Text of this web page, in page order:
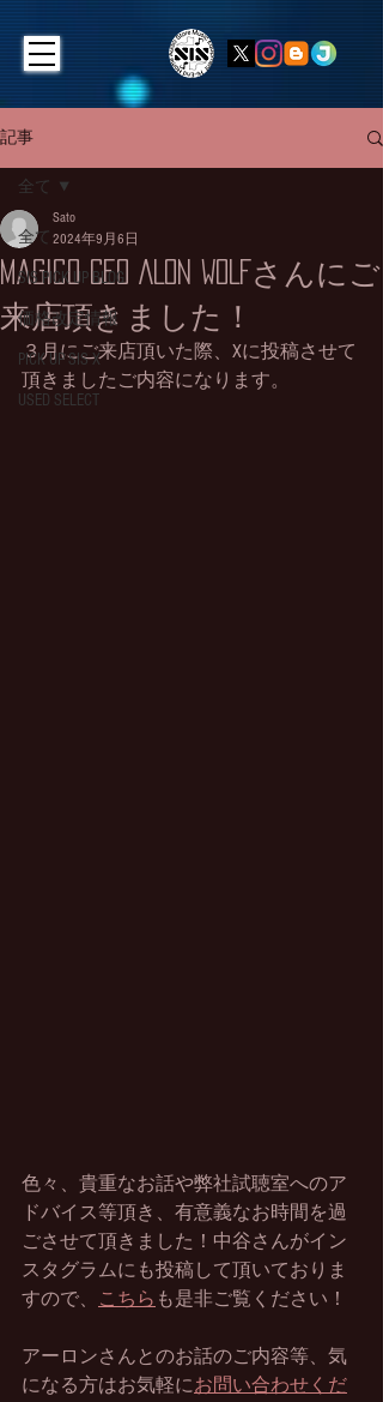
記事
全て
SIS PICK UP BLOG
価格改定情報
PICK UP SIS X
USED SELECT
全て
Magico CEO ALON WOLFさんにご
来店頂きました！
Sato
2024年9月6日
３月にご来店頂いた際、Xに投稿させて
頂きましたご内容になります。
色々、貴重なお話や弊社試聴室へのア
ドバイス等頂き、有意義なお時間を過
ごさせて頂きました！中谷さんがイン
スタグラムにも投稿して頂いておりま
すので、
こちら も是非ご覧ください！
アーロンさんとのお話のご内容等、気
になる方はお気軽にお問い合わせくだ